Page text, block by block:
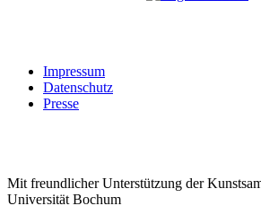
Impressum
Datenschutz
Presse
Mit freundlicher Unterstützung der
Universität Bochum